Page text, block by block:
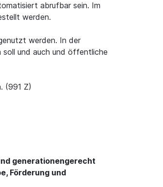
abrufbar sein. Im
werden.
werden. In der
und auch und öffentliche
(991 Z)
generationengerecht
Förderung und